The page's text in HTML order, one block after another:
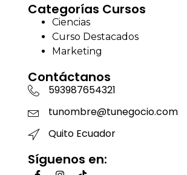
Categorías Cursos
Ciencias
Curso Destacados
Marketing
Contáctanos
593987654321
tunombre@tunegocio.com
Quito Ecuador
Síguenos en: